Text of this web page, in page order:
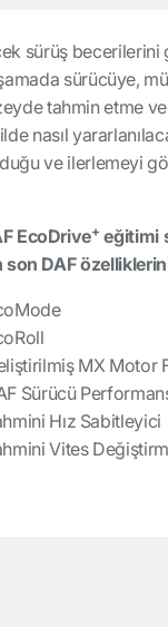
sürüş
tahmin etme
nasıl
ve ilerlemeyi
EcoDrive+ eğitimi
son DAF
MX Motor
Sürücü
Hız Sabitleyici
Vites